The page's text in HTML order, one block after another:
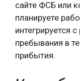
сайте ФСБ или
планируете
интегрируется
пребывания в
прибытия.